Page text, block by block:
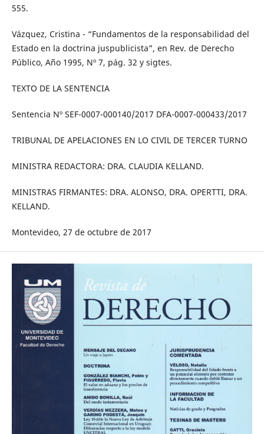
555.
Vázquez, Cristina - “Fundamentos de la responsabilidad del
Estado en la doctrina juspublicista", en Rev. de Derecho
Público, Año 1995, Nº 7, pág. 32 y sigtes.
TEXTO DE LA SENTENCIA
Sentencia Nº SEF-0007-000140/2017 DFA-0007-000433/2017
TRIBUNAL DE APELACIONES EN LO CIVIL DE TERCER TURNO
MINISTRA REDACTORA: DRA. CLAUDIA KELLAND.
MINISTRAS FIRMANTES: DRA. ALONSO, DRA. OPERTTI, DRA.
KELLAND.
Montevideo, 27 de octubre de 2017